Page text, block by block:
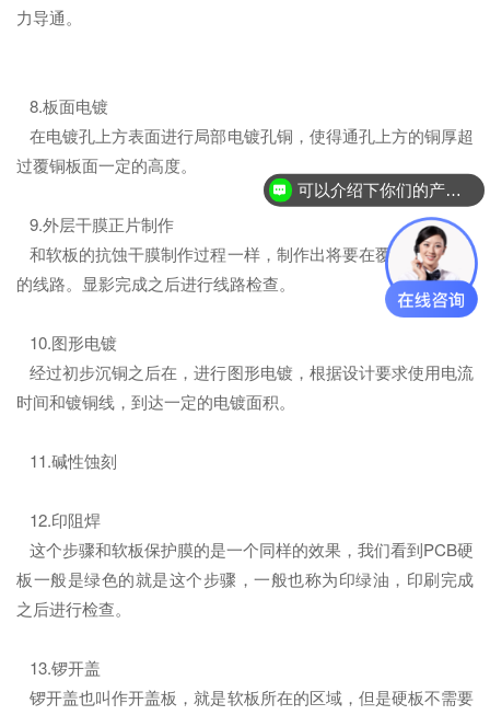
力导通。
8.板面电镀
在电镀孔上方表面进行局部电镀孔铜，使得通孔上方的铜厚超
过覆铜板面一定的高度。
9.外层干膜正片制作
和软板的抗蚀干膜制作过程一样，制作出将要在覆铜板上蚀刻
的线路。显影完成之后进行线路检查。
10.图形电镀
经过初步沉铜之后在，进行图形电镀，根据设计要求使用电流
时间和镀铜线，到达一定的电镀面积。
11.碱性蚀刻
12.印阻焊
这个步骤和软板保护膜的是一个同样的效果，我们看到PCB硬
板一般是绿色的就是这个步骤，一般也称为印绿油，印刷完成
之后进行检查。
13.锣开盖
锣开盖也叫作开盖板，就是软板所在的区域，但是硬板不需要
可以介绍下你们的产品么？